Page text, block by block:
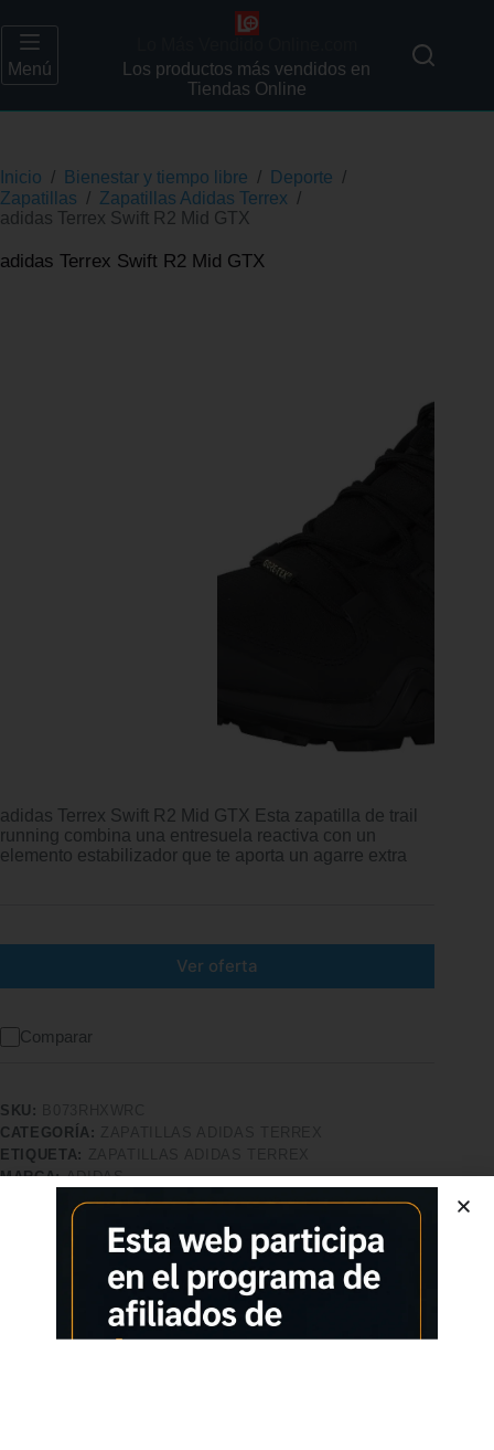
Menú
Los productos más vendidos en
Tiendas Online
Inicio / Bienestar y tiempo libre / Deporte /
Zapatillas / Zapatillas Adidas Terrex /
adidas Terrex Swift R2 Mid GTX
adidas Terrex Swift R2 Mid GTX
adidas Terrex Swift R2 Mid GTX Esta zapatilla de trail
running combina una entresuela reactiva con un
elemento estabilizador que te aporta un agarre extra
Ver oferta
Comparar
SKU:
CATEGORÍA:
ETIQUETA:
MARCA:ADIDAS
Características adicionales
Calidad superior
Pago seguro
Satisfacción garantizada
Devolución garantizada
Descripción